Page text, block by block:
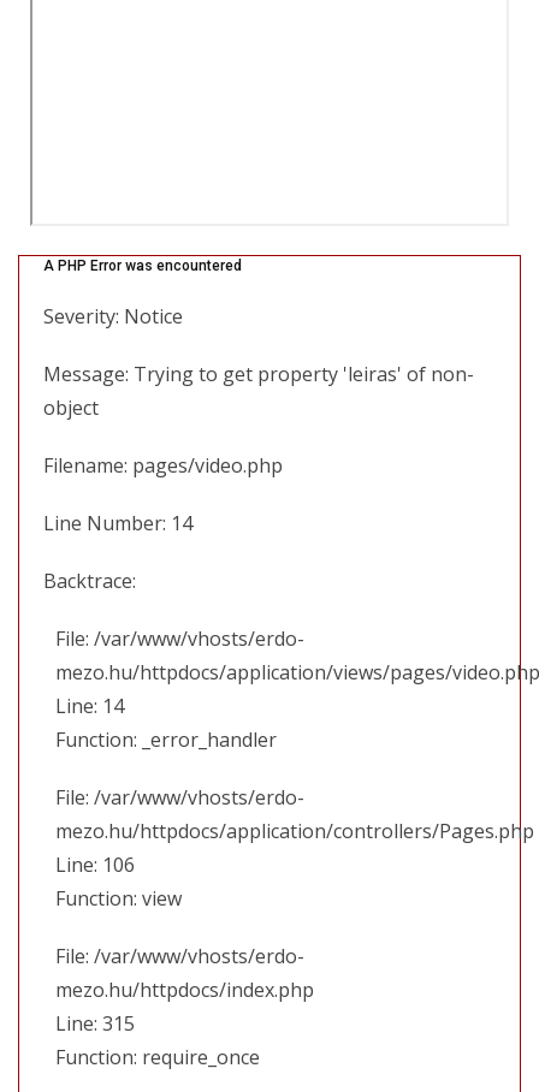
A PHP Error was encountered
Severity: Notice
Message: Trying to get property 'leiras' of non-
object
Filename: pages/video.php
Line Number: 14
Backtrace:
File: /var/www/vhosts/erdo-
mezo.hu/httpdocs/application/views/pages/video.php
Line: 14
Function: _error_handler
File: /var/www/vhosts/erdo-
mezo.hu/httpdocs/application/controllers/Pages.php
Line: 106
Function: view
File: /var/www/vhosts/erdo-
mezo.hu/httpdocs/index.php
Line: 315
Function: require_once